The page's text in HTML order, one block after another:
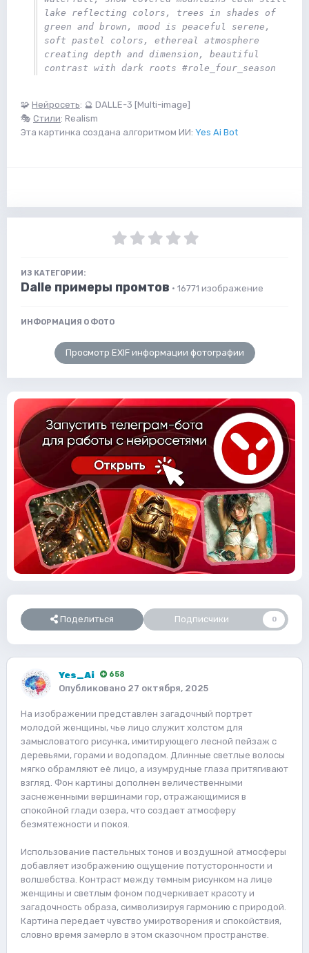
lake reflecting colors, trees in shades of
green and brown, mood is peaceful serene,
soft pastel colors, ethereal atmosphere
creating depth and dimension, beautiful
contrast with dark roots #role_four_season
🧩 Нейросеть: 🔮 DALLE-3 [Multi-image]
🎭 Стили: Realism
Эта картинка создана алгоритмом ИИ: Yes Ai Bot
ИЗ КАТЕГОРИИ:
Dalle примеры промтов · 16771 изображение
ИНФОРМАЦИЯ О ФОТО
Просмотр EXIF информации фотографии
Поделиться Подписчики 0
Yes_Ai 658
Опубликовано 27 октября, 2025
На изображении представлен загадочный портрет
молодой женщины, чье лицо служит холстом для
замысловатого рисунка, имитирующего лесной пейзаж с
деревьями, горами и водопадом. Длинные светлые волосы
мягко обрамляют её лицо, а изумрудные глаза притягивают
взгляд. Фон картины дополнен величественными
заснеженными вершинами гор, отражающимися в
спокойной глади озера, что создает атмосферу
безмятежности и покоя.
Использование пастельных тонов и воздушной атмосферы
добавляет изображению ощущение потусторонности и
волшебства. Контраст между темным рисунком на лице
женщины и светлым фоном подчеркивает красоту и
загадочность образа, символизируя гармонию с природой.
Картина передает чувство умиротворения и спокойствия,
словно время замерло в этом сказочном пространстве.